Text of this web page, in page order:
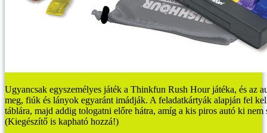
Ugyancsak egyszemélyes játék a Thinkfun Rush Hour játéka, és az
meg, fiúk és lányok egyaránt imádják. A feladatkártyák alapján fel
táblára, majd addig tologatni előre hátra, amíg a kis piros autó ki nem
(Kiegészítő is kapható hozzá!)